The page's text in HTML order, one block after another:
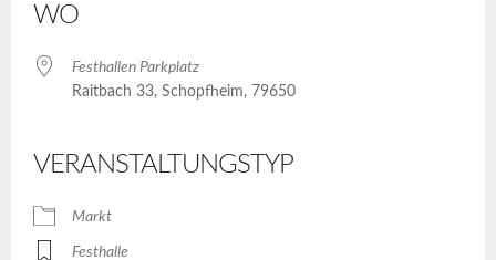
WO
Festhallen Parkplatz
Raitbach 33, Schopfheim, 79650
VERANSTALTUNGSTYP
Markt
Festhalle